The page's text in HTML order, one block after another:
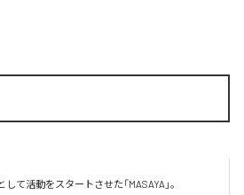
て活動をスタートさせた「MASAYA」。